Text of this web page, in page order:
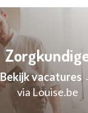
Bekijk vacatures
via Louise.be